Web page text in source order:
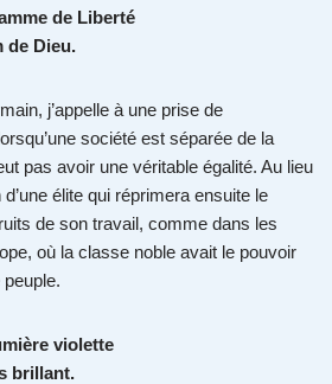
de Liberté
de Dieu.
j’appelle à une prise de
société est séparée de la
pas avoir une véritable égalité. Au lieu
élite qui réprimera ensuite le
de son travail, comme dans les
où la classe noble avait le pouvoir
violette
brillant.